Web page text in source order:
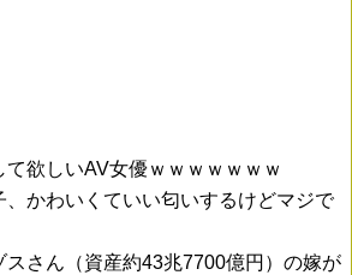
て欲しいAV女優ｗｗｗｗｗｗｗ
、かわいくていい匂いするけどマジで
スさん（資産約43兆7700億円）の嫁が